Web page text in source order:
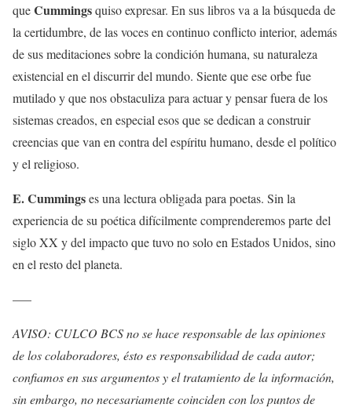
queCummingsquiso expresar. En sus libros va a la búsqueda de
la certidumbre, de las voces en continuo conflicto interior, además
de sus meditaciones sobre la condición humana, su naturaleza
existencial en el discurrir del mundo. Siente que ese orbe fue
mutilado y que nos obstaculiza para actuar y pensar fuera de los
sistemas creados, en especial esos que se dedican a construir
creencias que van en contra del espíritu humano, desde el político
y el religioso.
E. Cummingses una lectura obligada para poetas. Sin la
experiencia de su poética difícilmente comprenderemos parte del
siglo XX y del impacto que tuvo no solo en Estados Unidos, sino
en el resto del planeta.
—–
AVISO: CULCO BCS no se hace responsable de las opiniones
de los colaboradores, ésto es responsabilidad de cada autor;
confiamos en sus argumentos y el tratamiento de la información,
sin embargo, no necesariamente coinciden con los puntos de